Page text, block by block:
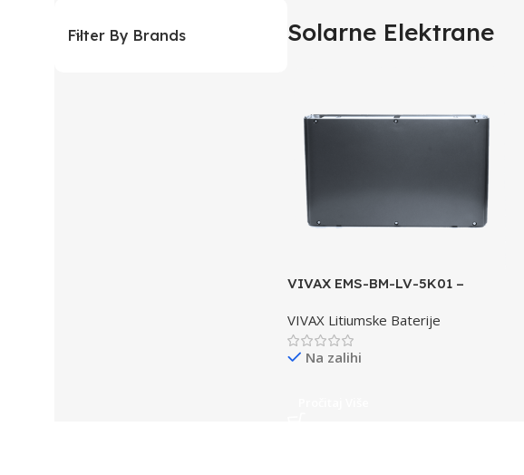
Filter By Brands Solarne Elektrane
VIVAX EMS-BM-LV-5K01 –
baterijski modul
VIVAX Litiumske Baterije
Na zalihi